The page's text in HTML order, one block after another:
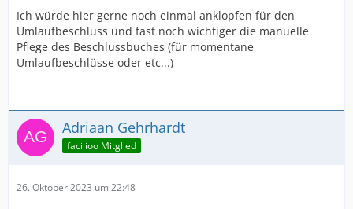
Ich würde hier gerne noch einmal anklopfen für den
Umlaufbeschluss und fast noch wichtiger die manuelle
Pflege des Beschlussbuches (für momentane
Umlaufbeschlüsse oder etc...)
Adriaan Gehrhardt
facilioo Mitglied
26. Oktober 2023 um 22:48